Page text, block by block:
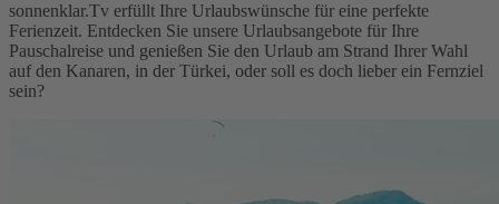
sonnenklar.Tv erfüllt Ihre Urlaubswünsche für eine perfekte
Ferienzeit. Entdecken Sie unsere Urlaubsangebote für Ihre
Pauschalreise und genießen Sie den Urlaub am Strand Ihrer Wahl
auf den Kanaren, in der Türkei, oder soll es doch lieber ein Fernziel
sein?